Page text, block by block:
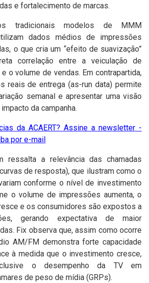
e fortalecimento de marcas.
tradicionais modelos de MMM
dados médios de impressões
o que cria um “efeito de suavização”
correlação entre a veiculação de
o volume de vendas. Em contrapartida,
reais de entrega (as-run data) permite
semanal e apresentar uma visão
da campanha.
da ACAERT? Assine a newsletter -
por e-mail
ressalta a relevância das chamadas
de resposta), que ilustram como o
conforme o nível de investimento
o volume de impressões aumenta, o
e os consumidores são expostos a
gerando expectativa de maior
Fix observa que, assim como ocorre
AM/FM demonstra forte capacidade
à medida que o investimento cresce,
o desempenho da TV em
de peso de mídia (GRPs).